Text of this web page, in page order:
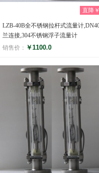
直降
LZB-40B全不锈钢拉杆式流量计
兰连接,304不锈钢浮子流量计
销售价： ￥1100.0
评分
(0)